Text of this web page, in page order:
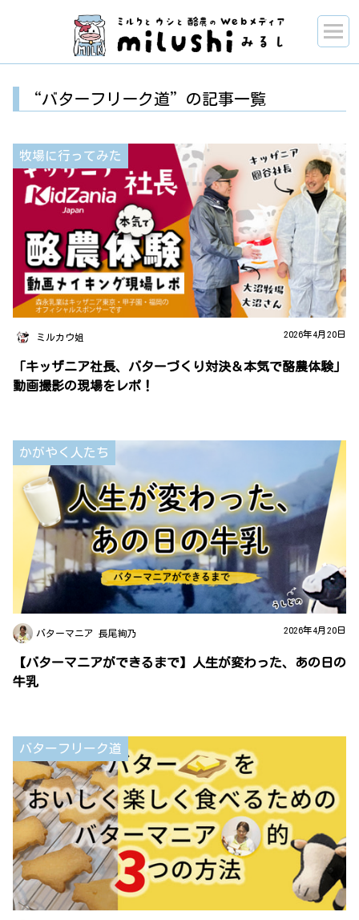
“バターフリーク道”の記事一覧
牧場に行ってみた
ミルカウ姐 2026年4月20日
「キッザニア社長、バターづくり対決＆本気で酪農体験」
動画撮影の現場をレポ！
かがやく人たち
バターマニア 長尾絢乃 2026年4月20日
【バターマニアができるまで】人生が変わった、あの日の
牛乳
バターフリーク道